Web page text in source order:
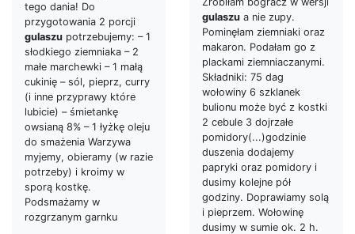
tego dania! Do
przygotowania 2 porcji
gulaszu potrzebujemy: – 1
słodkiego ziemniaka – 2
małe marchewki – 1 małą
cukinię – sól, pieprz, curry
(i inne przyprawy które
lubicie) – śmietankę
owsianą 8% – 1 łyżkę oleju
do smażenia Warzywa
myjemy, obieramy (w razie
potrzeby) i kroimy w
sporą kostkę.
Podsmażamy w
rozgrzanym garnku
gulaszu a nie zupy.
Pominęłam ziemniaki oraz
makaron. Podałam go z
plackami ziemniaczanymi.
Składniki: 75 dag
wołowiny 6 szklanek
bulionu może być z kostki
2 cebule 3 dojrzałe
pomidory(...)godzinie
duszenia dodajemy
papryki oraz pomidory i
dusimy kolejne pół
godziny. Doprawiamy solą
i pieprzem. Wołowinę
dusimy w sumie ok. 2 h.